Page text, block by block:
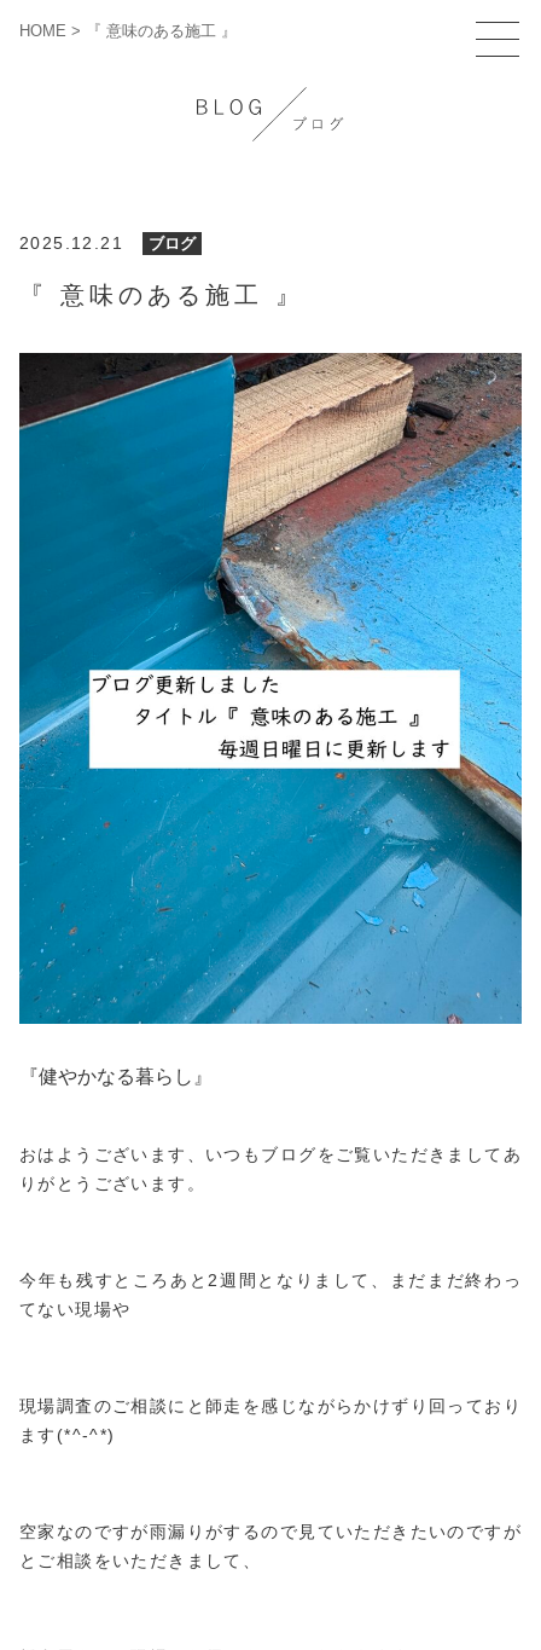
HOME > 『 意味のある施工 』
2025.12.21 ブログ
『 意味のある施工 』
『健やかなる暮らし』
おはようございます、いつもブログをご覧いただきましてあ
りがとうございます。
今年も残すところあと2週間となりまして、まだまだ終わっ
てない現場や
現場調査のご相談にと師走を感じながらかけずり回っており
ます(*^-^*)
空家なのですが雨漏りがするので見ていただきたいのですが
とご相談をいただきまして、